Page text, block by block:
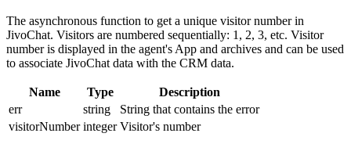
The asynchronous function to get a unique visitor number in
JivoChat. Visitors are numbered sequentially: 1, 2, 3, etc. Visitor
number is displayed in the agent's App and archives and can be used
to associate JivoChat data with the CRM data.
Name Type
Description
err
string
String that contains the error
visitorNumber integer Visitor's number